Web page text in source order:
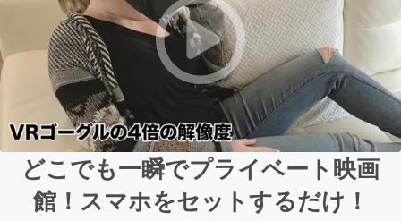
どこでも一瞬でプライベート映画
館！スマホをセットするだけ！